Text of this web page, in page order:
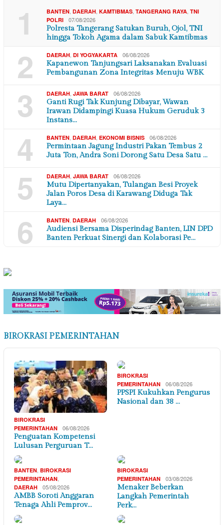
1 BANTEN, DAERAH, KAMTIBMAS, TANGERANG RAYA, TNI
POLRI
07/08/2026
Polresta Tangerang Satukan Buruh, Ojol, TNI
hingga Tokoh Agama dalam Sabuk Kamtibmas
2 DAERAH, DI YOGYAKARTA 06/08/2026
Kapanewon Tanjungsari Laksanakan Evaluasi
Pembangunan Zona Integritas Menuju WBK
3 DAERAH, JAWA BARAT 06/08/2026
Ganti Rugi Tak Kunjung Dibayar, Wawan
Irawan Didampingi Kuasa Hukum Geruduk 3
Instans…
4 BANTEN, DAERAH, EKONOMI BISNIS 06/08/2026
Permintaan Jagung Industri Pakan Tembus 2
Juta Ton, Andra Soni Dorong Satu Desa Satu …
5 DAERAH, JAWA BARAT 06/08/2026
Mutu Dipertanyakan, Tulangan Besi Proyek
Jalan Poros Desa di Karawang Diduga Tak
Laya…
6 BANTEN, DAERAH 06/08/2026
Audiensi Bersama Disperindag Banten, LIN DPD
Banten Perkuat Sinergi dan Kolaborasi Pe…
BIROKRASI PEMERINTAHAN
BIROKRASI
PEMERINTAHAN
06/08/2026
Penguatan Kompetensi
Lulusan Perguruan T…
BIROKRASI
PEMERINTAHAN
06/08/2026
PPSPI Kukuhkan Pengurus
Nasional dan 38 …
BANTEN BIROKRASI
PEMERINTAHAN
DAERAH 05/08/2026
AMBB Soroti Anggaran
Tenaga Ahli Pemprov…
BIROKRASI
PEMERINTAHAN
03/08/2026
Menaker Beberkan
Langkah Pemerintah
Perk…